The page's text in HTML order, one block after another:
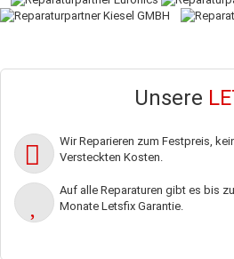
Unsere
Wir Reparieren zum Festpreis,
Versteckten Kosten.
Auf alle Reparaturen gibt es bis
Monate Letsfix Garantie.